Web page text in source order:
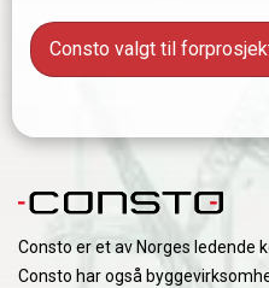
Neste innlegg: Consto
Consto valgt til
Consto er et av Norges ledende
Consto har også